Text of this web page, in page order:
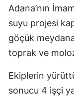
Adana’nın
suyu projesi
göçük
toprak ve moloz
Ekiplerin
sonucu 4 işçi